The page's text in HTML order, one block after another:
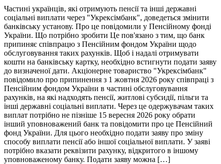
Частині українців, які отримують пенсії та інші державні
соціальні виплати через "Укрексімбанк", доведеться змінити
банківську установу. Про це повідомили у Пенсійному фонді
України. Що потрібно зробити Це пов'язано з тим, що банк
припиняє співпрацю з Пенсійним фондом України щодо
обслуговування таких рахунків. Щоб і надалі отримувати
кошти на банківську картку, необхідно встигнути подати заяву
до визначеної дати. Акціонерне товариство "Укрексімбанк"
повідомило про припинення з 1 жовтня 2026 року співпраці з
Пенсійним фондом України в частині обслуговування
рахунків, на які надходять пенсії, житлові субсидії, пільги та
інші державні соціальні виплати. Через це одержувачам таких
виплат потрібно не пізніше 15 вересня 2026 року обрати
інший уповноважений банк та повідомити про це Пенсійний
фонд України. Для цього необхідно подати заяву про зміну
способу виплати пенсії або іншої соціальної виплати. У заяві
потрібно вказати реквізити рахунку, відкритого в іншому
уповноваженому банку. Подати заяву можна […]